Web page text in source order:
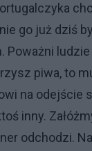
go już dziś
Poważni
piwa, to
na odejście
inny.
odchodzi.